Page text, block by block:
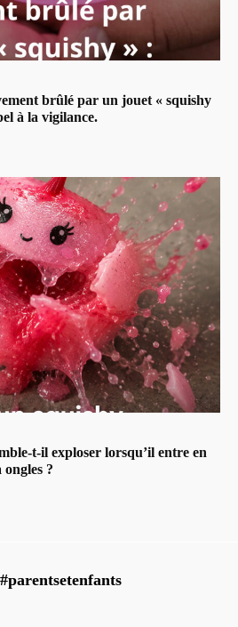
brûlé par un jouet « squishy
à la vigilance.
t-il exploser lorsqu’il entre en
?
#parentsetenfants